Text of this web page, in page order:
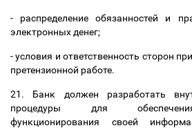
- распределение обязанностей и
электронных денег;
- условия и ответственность сторон
претензионной работе.
21. Банк должен разработать
процедуры для
функционирования своей